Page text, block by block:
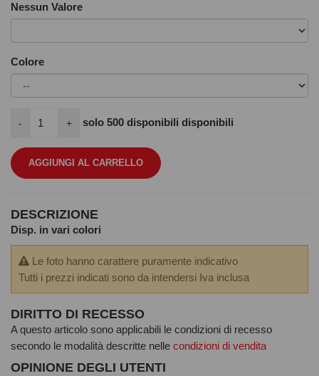
Nessun Valore
Colore
- + solo 500 disponibili disponibili
AGGIUNGI AL CARRELLO
DESCRIZIONE
Disp. in vari colori
Le foto hanno carattere puramente indicativo
Tutti i prezzi indicati sono da intendersi Iva inclusa
DIRITTO DI RECESSO
A questo articolo sono applicabili le condizioni di recesso
secondo le modalità descritte nelle condizioni di vendita
OPINIONE DEGLI UTENTI